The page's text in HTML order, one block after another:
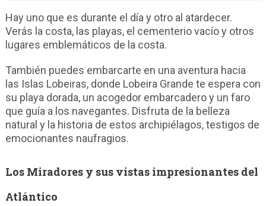
Hay uno que es durante el día y otro al atardecer.
Verás la costa, las playas, el cementerio vacío y otros
lugares emblemáticos de la costa.
También puedes embarcarte en una aventura hacia
las Islas Lobeiras, donde Lobeira Grande te espera con
su playa dorada, un acogedor embarcadero y un faro
que guía a los navegantes. Disfruta de la belleza
natural y la historia de estos archipiélagos, testigos de
emocionantes naufragios.
Los Miradores y sus vistas impresionantes del
Atlántico